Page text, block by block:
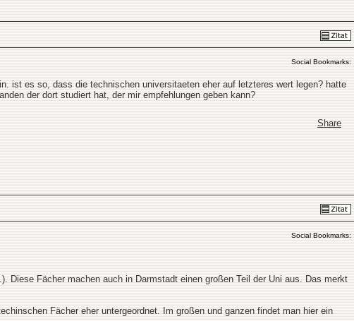
Social Bookmarks:
ist es so, dass die technischen universitaeten eher auf letzteres wert legen? hatte
der dort studiert hat, der mir empfehlungen geben kann?
Share
Social Bookmarks:
Fächer machen auch in Darmstadt einen großen Teil der Uni aus. Das merkt
Fächer eher untergeordnet. Im großen und ganzen findet man hier ein